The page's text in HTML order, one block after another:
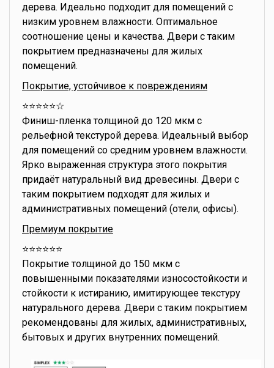
дерева. Идеально подходит для помещений с
низким уровнем влажности. Оптимальное
соотношение цены и качества. Двери с таким
покрытием предназначены для жилых
помещений.
Покрытие, устойчивое к повреждениям
⭐️⭐️⭐️⭐️⭐️☆
Финиш-пленка толщиной до 120 мкм с
рельефной текстурой дерева. Идеальный выбор
для помещений со средним уровнем влажности.
Ярко выраженная структура этого покрытия
придаёт натуральный вид древесины. Двери с
таким покрытием подходят для жилых и
административных помещений (отели, офисы).
Премиум покрытие
⭐️⭐️⭐️⭐️⭐️⭐️
Покрытие толщиной до 150 мкм с
повышенными показателями износостойкости и
стойкости к истиранию, имитирующее текстуру
натурального дерева. Двери с таким покрытием
рекомендованы для жилых, административных,
бытовых и других внутренних помещений.